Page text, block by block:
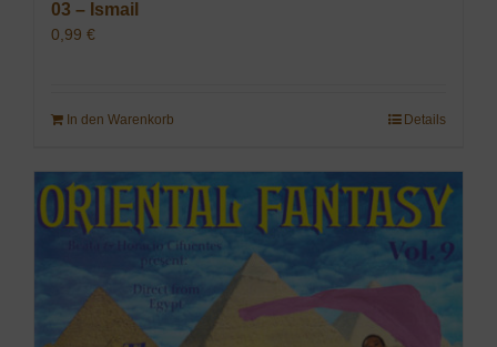
03 – Ismail
0,99 €
In den Warenkorb Details